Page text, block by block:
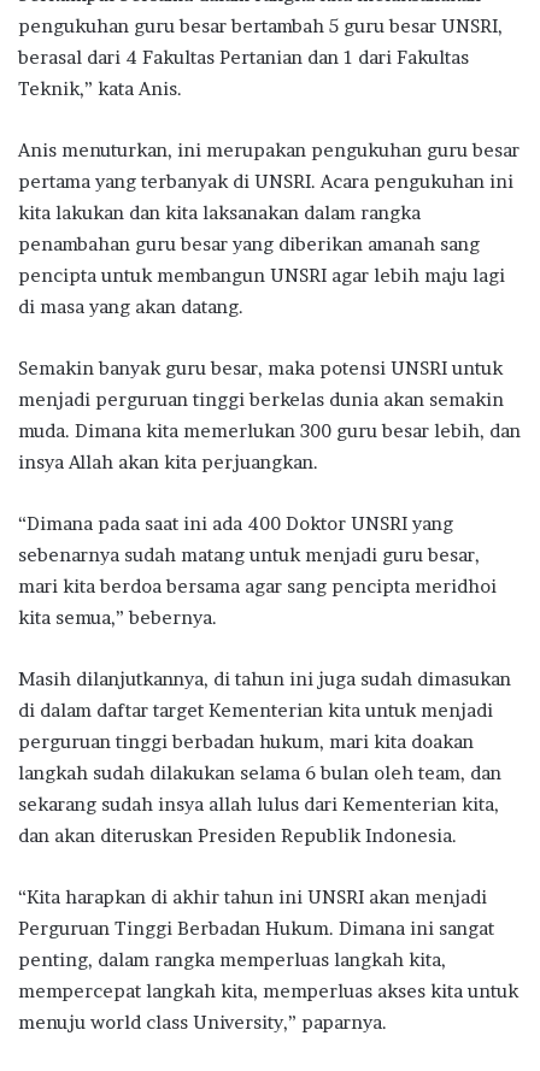
pengukuhan guru besar bertambah 5 guru besar UNSRI,
berasal dari 4 Fakultas Pertanian dan 1 dari Fakultas
Teknik,” kata Anis.
Anis menuturkan, ini merupakan pengukuhan guru besar
pertama yang terbanyak di UNSRI. Acara pengukuhan ini
kita lakukan dan kita laksanakan dalam rangka
penambahan guru besar yang diberikan amanah sang
pencipta untuk membangun UNSRI agar lebih maju lagi
di masa yang akan datang.
Semakin banyak guru besar, maka potensi UNSRI untuk
menjadi perguruan tinggi berkelas dunia akan semakin
muda. Dimana kita memerlukan 300 guru besar lebih, dan
insya Allah akan kita perjuangkan.
“Dimana pada saat ini ada 400 Doktor UNSRI yang
sebenarnya sudah matang untuk menjadi guru besar,
mari kita berdoa bersama agar sang pencipta meridhoi
kita semua,” bebernya.
Masih dilanjutkannya, di tahun ini juga sudah dimasukan
di dalam daftar target Kementerian kita untuk menjadi
perguruan tinggi berbadan hukum, mari kita doakan
langkah sudah dilakukan selama 6 bulan oleh team, dan
sekarang sudah insya allah lulus dari Kementerian kita,
dan akan diteruskan Presiden Republik Indonesia.
“Kita harapkan di akhir tahun ini UNSRI akan menjadi
Perguruan Tinggi Berbadan Hukum. Dimana ini sangat
penting, dalam rangka memperluas langkah kita,
mempercepat langkah kita, memperluas akses kita untuk
menuju world class University,” paparnya.